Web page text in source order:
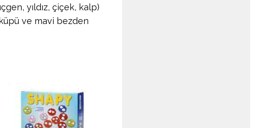
yıldız, çiçek, kalp)
ve mavi bezden